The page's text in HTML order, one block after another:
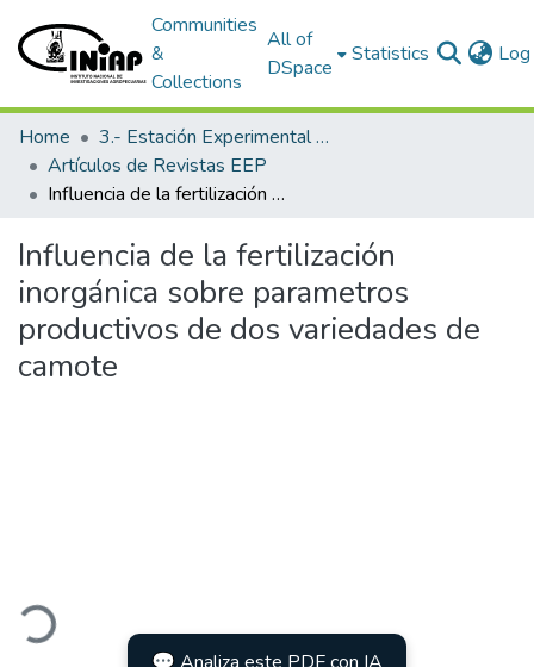
Communities
&
Collections
All of
DSpace
Statistics
Home
3.- Estación Experimental Portoviejo
Artículos de Revistas EEP
Influencia de la fertilización inorgánica sobre parametros productivos de dos variedades de camote
Influencia de la fertilización
inorgánica sobre parametros
productivos de dos variedades de
camote
Loading...